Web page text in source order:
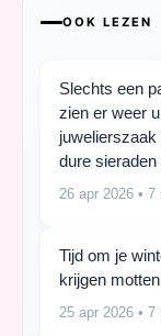
OOK LEZEN
Slechts een
zien er weer
dure sieraden
26 apr 2026 • 7
Tijd om je
krijgen
25 apr 2026 • 7